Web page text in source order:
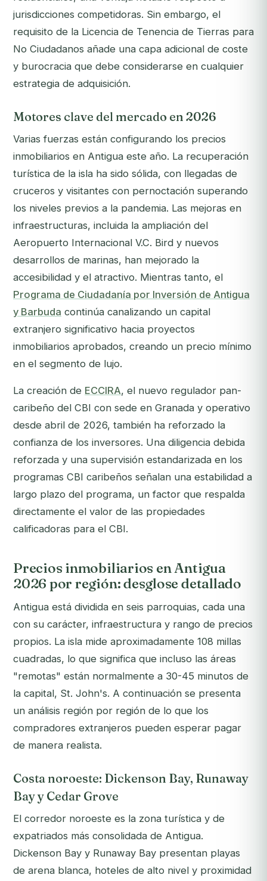
jurisdicciones competidoras. Sin embargo, el
requisito de la Licencia de Tenencia de Tierras para
No Ciudadanos añade una capa adicional de coste
y burocracia que debe considerarse en cualquier
estrategia de adquisición.
Motores clave del mercado en 2026
Varias fuerzas están configurando los precios
inmobiliarios en Antigua este año. La recuperación
turística de la isla ha sido sólida, con llegadas de
cruceros y visitantes con pernoctación superando
los niveles previos a la pandemia. Las mejoras en
infraestructuras, incluida la ampliación del
Aeropuerto Internacional V.C. Bird y nuevos
desarrollos de marinas, han mejorado la
accesibilidad y el atractivo. Mientras tanto, el
Programa de Ciudadanía por Inversión de Antigua
y Barbuda continúa canalizando un capital
extranjero significativo hacia proyectos
inmobiliarios aprobados, creando un precio mínimo
en el segmento de lujo.
La creación de ECCIRA, el nuevo regulador pan-
caribeño del CBI con sede en Granada y operativo
desde abril de 2026, también ha reforzado la
confianza de los inversores. Una diligencia debida
reforzada y una supervisión estandarizada en los
programas CBI caribeños señalan una estabilidad a
largo plazo del programa, un factor que respalda
directamente el valor de las propiedades
calificadoras para el CBI.
Precios inmobiliarios en Antigua
2026 por región: desglose detallado
Antigua está dividida en seis parroquias, cada una
con su carácter, infraestructura y rango de precios
propios. La isla mide aproximadamente 108 millas
cuadradas, lo que significa que incluso las áreas
"remotas" están normalmente a 30-45 minutos de
la capital, St. John's. A continuación se presenta
un análisis región por región de lo que los
compradores extranjeros pueden esperar pagar
de manera realista.
Costa noroeste: Dickenson Bay, Runaway
Bay y Cedar Grove
El corredor noroeste es la zona turística y de
expatriados más consolidada de Antigua.
Dickenson Bay y Runaway Bay presentan playas
de arena blanca, hoteles de alto nivel y proximidad